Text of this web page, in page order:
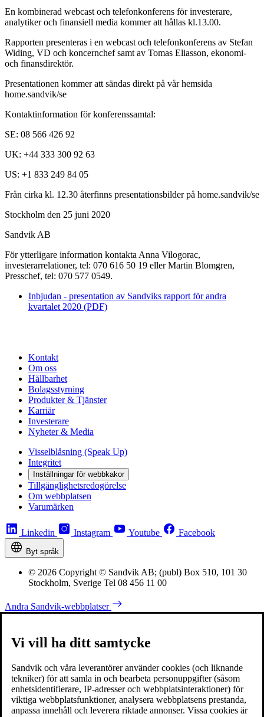
En kombinerad webcast och telefonkonferens för investerare,
analytiker och finansiell media kommer att hållas kl.13.00.
Rapporten presenteras i en webcast och telefonkonferens av Stefan
Widing, VD och koncernchef samt av Tomas Eliasson, ekonomi-
och finansdirektör.
Presentationen kommer att sändas direkt på vår hemsida
home.sandvik/se
Kontaktinformation för konferenssamtal:
SE: 08 566 426 92
UK: +44 333 300 92 63
US: +1 833 249 84 05
Från cirka kl. 12.30 återfinns presentationsbilder på home.sandvik/se
Stockholm den 25 juni 2020
Sandvik AB
För ytterligare information kontakta Anna Vilogorac,
investerarrelationer, tel: 070 616 50 19 ellerMartin Blomgren,
Presschef, tel: 070 577 0549.
Inbjudan - presentation av Sandviks rapport för andra
kvartalet 2020 (PDF)
Kontakt
Om oss
Hållbarhet
Bolagsstyrning
Produkter & Tjänster
Karriär
Investerare
Nyheter & Media
Visselblåsning (Speak Up)
Integritet
Inställningar för webbkakor
Tillgänglighetsredogörelse
Om webbplatsen
Varumärken
Linkedin Instagram Youtube Facebook
Byt språk
© 2026 Copyright © Sandvik AB; (publ) Box 510, 101 30
Stockholm, Sverige Tel 08 456 11 00
Andra Sandvik-webbplatser
Vi vill ha ditt samtycke
Sandvik och våra leverantörer använder cookies (och liknande
tekniker) för att samla in och bearbeta personuppgifter (såsom
enhetsidentifierare, IP-adresser och webbplatsinteraktioner) för
viktiga webbplatsfunktioner, analysera webbplatsens prestanda,
anpassa innehåll och leverera riktade annonser. Vissa cookies är